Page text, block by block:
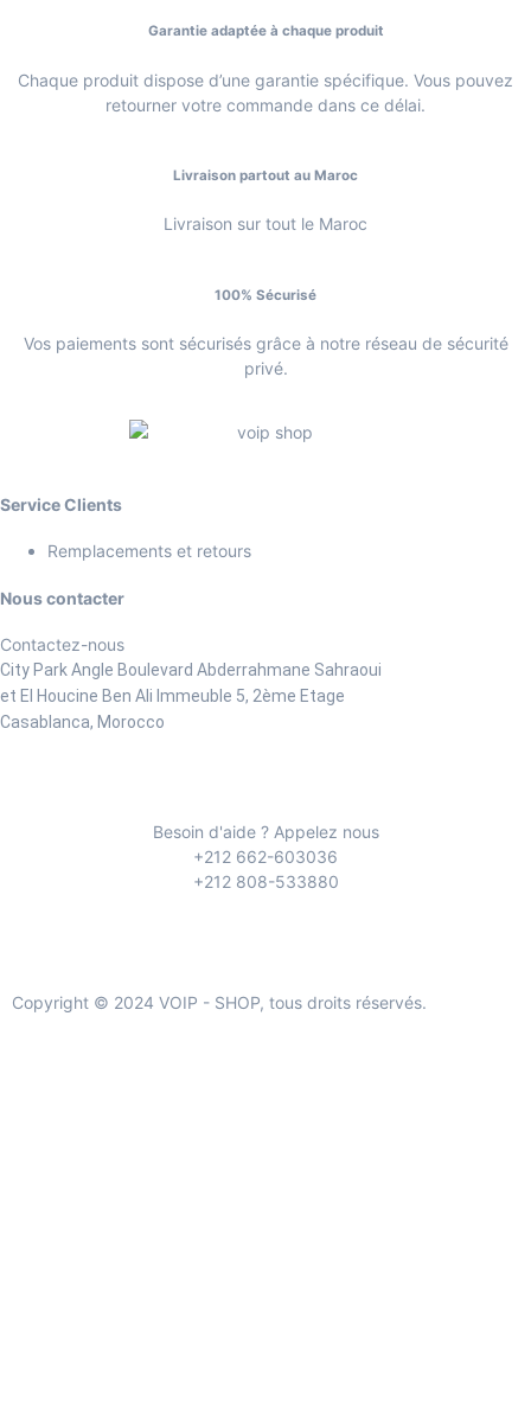
Garantie adaptée à chaque produit
Chaque produit dispose d’une garantie spécifique. Vous pouvez
retourner votre commande dans ce délai.
Livraison partout au Maroc
Livraison sur tout le Maroc
100% Sécurisé
Vos paiements sont sécurisés grâce à notre réseau de sécurité
privé.
Service Clients
Remplacements et retours
Nous contacter
Contactez-nous
City Park Angle Boulevard Abderrahmane Sahraoui
et El Houcine Ben Ali Immeuble 5, 2ème Etage
Casablanca, Morocco
Besoin d'aide ? Appelez nous
+212 662-603036
+212 808-533880
Copyright © 2024 VOIP - SHOP, tous droits réservés.